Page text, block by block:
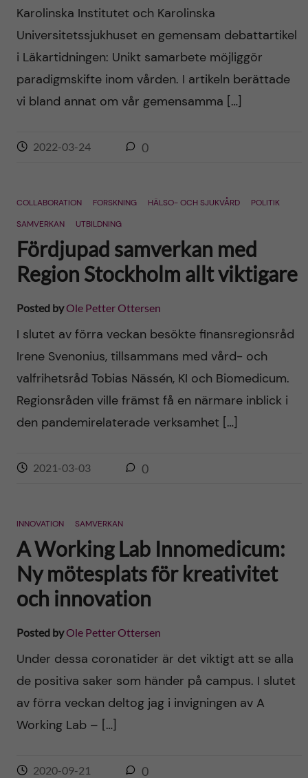
Karolinska Institutet och Karolinska
Universitetssjukhuset en gemensam debattartikel
i Läkartidningen: Unikt samarbete möjliggör
paradigmskifte inom vården. I artikeln berättade
vi bland annat om vår gemensamma […]
2022-03-24 0
COLLABORATION FORSKNING HÄLSO- OCH SJUKVÅRD
POLITIK
SAMVERKAN
UTBILDNING
Fördjupad samverkan med
Region Stockholm allt viktigare
Posted byOle Petter Ottersen
I slutet av förra veckan besökte finansregionsråd
Irene Svenonius, tillsammans med vård- och
valfrihetsråd Tobias Nässén, KI och Biomedicum.
Regionsråden ville främst få en närmare inblick i
den pandemirelaterade verksamhet […]
2021-03-03 0
INNOVATION SAMVERKAN
A Working Lab Innomedicum:
Ny mötesplats för kreativitet
och innovation
Posted byOle Petter Ottersen
Under dessa coronatider är det viktigt att se alla
de positiva saker som händer på campus. I slutet
av förra veckan deltog jag i invigningen av A
Working Lab – […]
2020-09-21 0